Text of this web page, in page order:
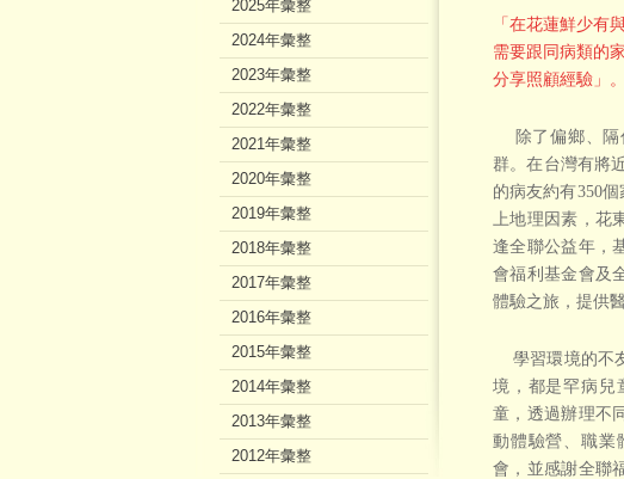
「在花蓮鮮少有
需要跟同病類的
分享照顧經驗」。
除了偏鄉、隔
群。在台灣有將
的病友約有350
上地理因素，花
逢全聯公益年，
會福利基金會及
體驗之旅，提供
學習環境的不
境，都是罕病兒
童，透過辦理不
動體驗營、職業
會，並感謝全聯
2025年彙整
2024年彙整
2023年彙整
2022年彙整
2021年彙整
2020年彙整
2019年彙整
2018年彙整
2017年彙整
2016年彙整
2015年彙整
2014年彙整
2013年彙整
2012年彙整